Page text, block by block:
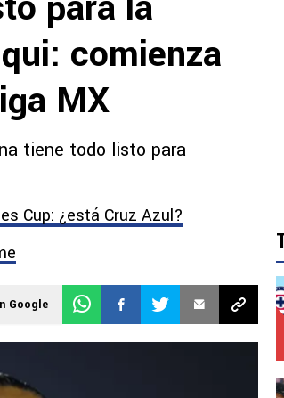
comienza
MX
tiene todo listo para
Cup: ¿está Cruz Azul?
Google